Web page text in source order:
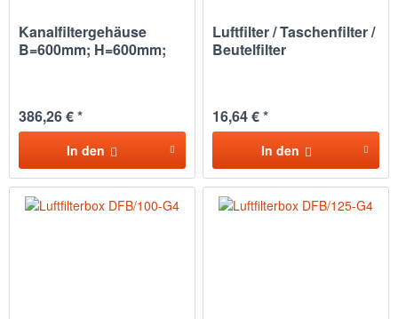
Kanalfiltergehäuse
B=600mm; H=600mm;
386,26 € *
In den
Luftfilter / Taschenfilter /
Beutelfilter
16,64 € *
In den